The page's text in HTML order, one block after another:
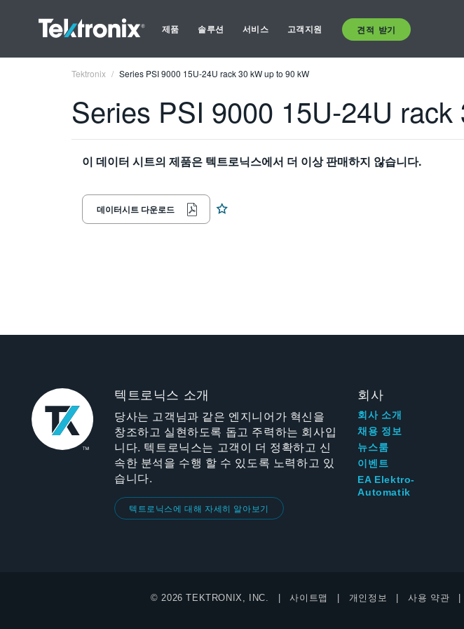
제품 솔루션 서비스 고객지원 견적 받기
Tektronix Series PSI 9000 15U-24U rack 30 kW up to 90 kW
Series PSI 9000 15U-24U
이 데이터 시트의 제품은 텍트로닉스에서 더 이상 판매하지 않습니다.
데이터시트 다운로드
텍트로닉스 소개
당사는 고객님과 같은 엔지니어가 혁신을
창조하고 실현하도록 돕고 주력하는 회사입
니다. 텍트로닉스는 고객이 더 정확하고 신
속한 분석을 수행 할 수 있도록 노력하고 있
습니다.
텍트로닉스에 대해 자세히 알아보기
회사
회사 소개
채용 정보
뉴스룸
이벤트
EA Elektro-
Automatik
© 2026 TEKTRONIX, INC. 사이트맵 개인정보 사용 약관